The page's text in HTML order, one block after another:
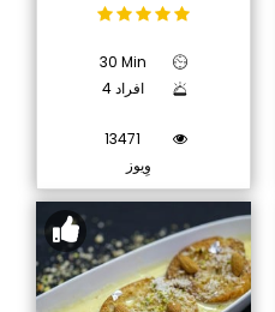
30 Min
4 افراد
13471
وِیوز